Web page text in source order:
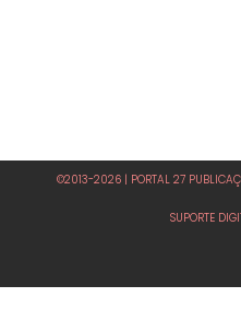
©2013-2026 | PORTAL 27
SUPORTE